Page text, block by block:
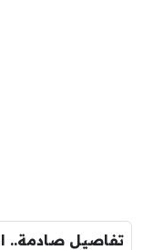
تفاصيل صادمة..